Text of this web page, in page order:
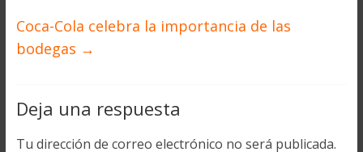
Coca-Cola celebra la importancia de las
bodegas →
Deja una respuesta
Tu dirección de correo electrónico no será publicada.